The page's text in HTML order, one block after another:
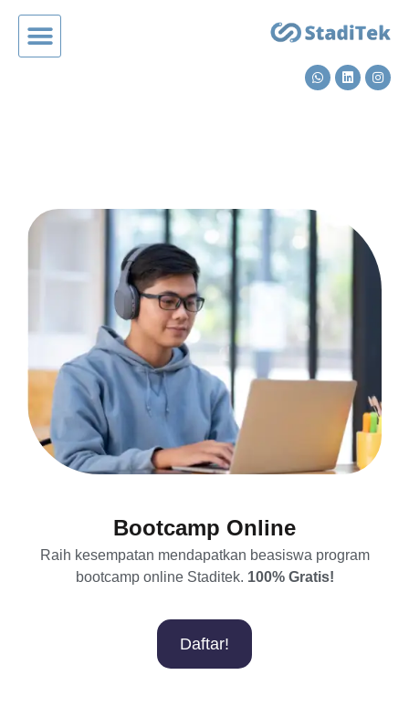
Bootcamp Online
Raih kesempatan mendapatkan beasiswa program
bootcamp online Staditek. 100% Gratis!
Daftar!